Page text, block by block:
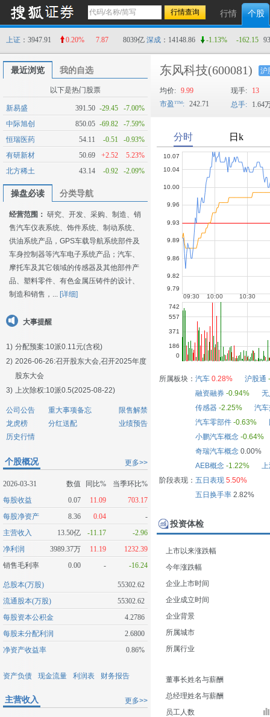
行情 个股
上证 ：3947.91 0.20% 7.87 8039亿 深成 ：14148.86 -1.13% -162.15
最近浏览 我的自选
以下是热门股票
新易盛 391.50 -29.45
-7.00%
中际旭创
850.05 -69.82
-7.59%
恒瑞医药
54.11 -0.51
-0.93%
有研新材
50.69 +2.52
5.23%
北方稀土
43.14 -0.92 -2.09%
操盘必读 分类导航
经营范围： 研究、开发、采购、制造、销
售汽车仪表系统、饰件系统、制动系统、
供油系统产品，GPS车载导航系统部件及
车身控制器等汽车电子系统产品；汽车、
摩托车及其它领域的传感器及其他部件产
品、塑料零件、有色金属压铸件的设计、
制造和销售，... [详细]
大事提醒
1) 分配预案:10派0.11元(含税)
2) 2026-06-26:召开股东大会,召开2025年度
股东大会
3) 上次除权:10派0.5(2025-08-22)
公司公告 重大事项备忘
限售解禁
龙虎榜
分红送配
业绩预告
历史行情
更多>>
个股概况
2026-03-31 数值 同比%
当季环比%
每股收益
0.07 11.09
703.17
每股净资产
8.36 0.04
-
主营收入
13.50亿 -11.17
-2.96
净利润
3989.37万 11.19
1232.39
销售毛利率
0.00 - -16.24
总股本(万股)
55302.62
流通股本(万股)
55302.62
每股资本公积金
4.2786
每股未分配利润
2.6800
净资产收益率
0.86%
资产负债 现金流量 利润表 财务报告
更多>>
主营收入
东风科技(600081) 沪
均价: 9.99 现手:
13
市盈
: 242.71 总手: 1.64
所属板块： 汽车 0.28% 沪股通
融资融券 -0.94%
传感器 -2.25%
汽
汽车零部件 -0.63%
小鹏汽车概念 -0.64%
奇瑞汽车概念 0.00%
AEB概念 -1.22%
阶段表现： 五日表现 5.50%
五日换手率2.82%
投资体检
上市以来涨跌幅
今年涨跌幅
企业上市时间
企业成立时间
企业背景
所属城市
所属行业
董事长姓名与薪酬
总经理姓名与薪酬
员工人数